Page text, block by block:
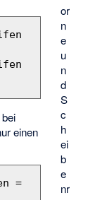
or
n
e
u
n
d
S
c
h
ei
b
e
nr
einen
=